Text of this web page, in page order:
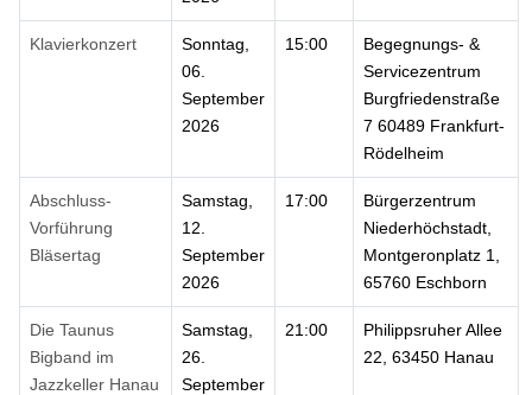
Klavierkonzert
Sonntag,
06.
September
2026
15:00
Begegnungs- &
Servicezentrum
Burgfriedenstraße
7 60489 Frankfurt-
Rödelheim
Abschluss-
Vorführung
Bläsertag
Samstag,
12.
September
2026
17:00
Bürgerzentrum
Niederhöchstadt,
Montgeronplatz 1,
65760 Eschborn
Die Taunus
Bigband im
Jazzkeller Hanau
Samstag,
26.
September
21:00
Philippsruher Allee
22, 63450 Hanau